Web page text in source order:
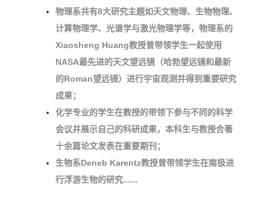
物理系共有8大研究主题如天文物理、生物物理、
计算物理学、光谱学与激光物理学等，物理系的
Xiaosheng Huang教授曾带领学生一起使用
NASA最先进的天文望远镜（哈勃望远镜和最新
的Roman望远镜）进行宇宙观测并得到重要研究
成果；
化学专业的学生在教授的带领下参与不同的科学
会议并展示自己的科研成果，本科生与教授合著
十余篇论文发表在重要期刊；
生物系Deneb Karentz教授曾带领学生在南极进
行浮游生物的研究......